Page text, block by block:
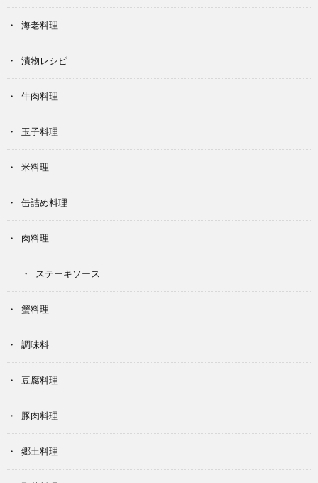
海老料理
漬物レシピ
牛肉料理
玉子料理
米料理
缶詰め料理
肉料理
ステーキソース
蟹料理
調味料
豆腐料理
豚肉料理
郷土料理